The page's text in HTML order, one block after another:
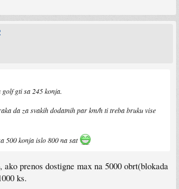
gti sa 245 konja.
da za svakih dodatnih par km/h ti treba bruku vise
500 konja islo 800 na sat
prenos dostigne max na 5000 obrt(blokada
ks.